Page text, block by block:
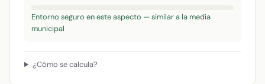
Entorno seguro en este aspecto — similar a la media
municipal
¿Cómo se calcula?